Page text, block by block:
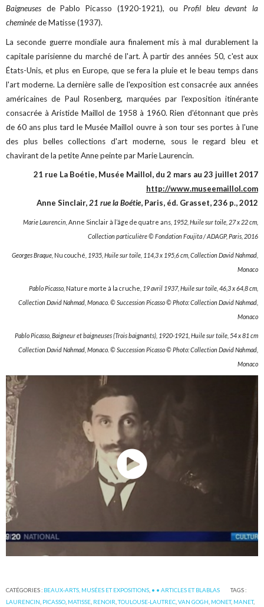
Baigneuses de Pablo Picasso (1920-1921), ou Profil bleu devant la
cheminéede Matisse (1937).
La seconde guerre mondiale aura finalement mis à mal durablement la
capitale parisienne du marché de l'art. À partir des années 50, c'est aux
États-Unis, et plus en Europe, que se fera la pluie et le beau temps dans
l'art moderne. La dernière salle de l'exposition est consacrée aux années
américaines de Paul Rosenberg, marquées par l'exposition itinérante
consacrée à Aristide Maillol de 1958 à 1960. Rien d'étonnant que près
de 60 ans plus tard le Musée Maillol ouvre à son tour ses portes à l'une
des plus belles collections d'art moderne, sous le regard bleu et
chavirant de la petite Anne peinte par Marie Laurencin.
21 rue La Boétie, Musée Maillol, du 2 mars au 23 juillet 2017
http://www.museemaillol.com
Anne Sinclair,21 rue la Boétie, Paris, éd. Grasset, 236 p., 2012
Marie Laurencin, Anne Sinclair à l’âge de quatre ans, 1952, Huile sur toile, 27 x 22 cm,
Collection particulière © Fondation Foujita / ADAGP, Paris, 2016
Georges Braque, Nu couché , 1935, Huile sur toile, 114,3 x 195,6 cm, Collection David Nahmad,
Monaco
Pablo Picasso, Nature morte à la cruche , 19 avril 1937, Huile sur toile, 46,3 x 64,8 cm,
Collection David Nahmad, Monaco. © Succession Picasso © Photo: Collection David Nahmad,
Monaco
Pablo Picasso, Baigneur et baigneuses (Trois baignants), 1920-1921, Huile sur toile, 54 x 81 cm
Collection David Nahmad, Monaco. © Succession Picasso © Photo: Collection David Nahmad,
Monaco
CATÉGORIES : BEAUX-ARTS, MUSÉES ET EXPOSITIONS • • ARTICLES ET BLABLAS
TAGS :
LAURENCIN PICASSO MATISSE RENOIR ,TOULOUSE-LAUTREC ,VAN GOGH MONET, MANET,